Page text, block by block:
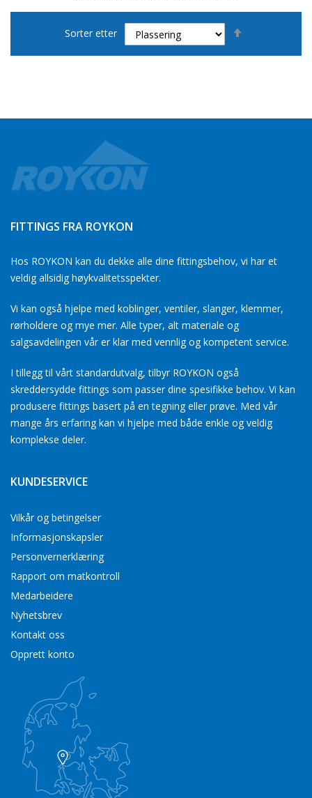
Sorter etter
FITTINGS FRA ROYKON
Hos ROYKON kan du dekke alle dine fittingsbehov, vi har et
veldig allsidig høykvalitetsspekter.
Vi kan også hjelpe med koblinger, ventiler, slanger, klemmer,
rørholdere og mye mer. Alle typer, alt materiale og
salgsavdelingen vår er klar med vennlig og kompetent service.
I tillegg til vårt standardutvalg, tilbyr ROYKON også
skreddersydde fittings som passer dine spesifikke behov. Vi kan
produsere fittings basert på en tegning eller prøve. Med vår
mange års erfaring kan vi hjelpe med både enkle og veldig
komplekse deler.
KUNDESERVICE
Vilkår og betingelser
Informasjonskapsler
Personvernerklæring
Rapport om matkontroll
Medarbeidere
Nyhetsbrev
Kontakt oss
Opprett konto